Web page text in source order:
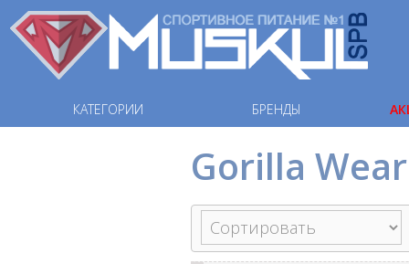
КАТЕГОРИИ БРЕНДЫ
Gorilla Wear